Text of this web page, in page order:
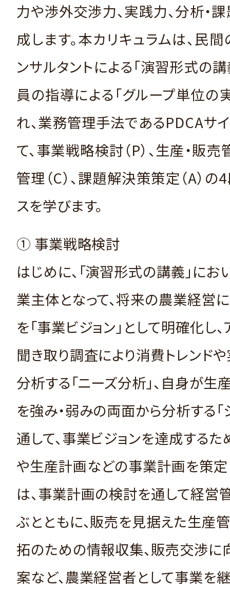
力や渉外交渉力、実践力、分析・
成します。本カリキュラムは、民
ンサルタントによる「演習形式の講
員の指導による「グループ単位の
れ、業務管理手法であるPDCAサ
て、事業戦略検討（P）、生産・販売
管理（C）、課題解決策策定（A）
スを学びます。
① 事業戦略検討
はじめに、「演習形式の講義」にお
業主体となって、将来の農業経営
を「事業ビジョン」として明確化し
聞き取り調査により消費トレンド
分析する「ニーズ分析」、自身が生
を強み・弱みの両面から分析する「
通して、事業ビジョンを達成する
や生産計画などの事業計画を策定
は、事業計画の検討を通して経営
ぶとともに、販売を見据えた生産
拓のための情報収集、販売交渉に
案など、農業経営者として事業を